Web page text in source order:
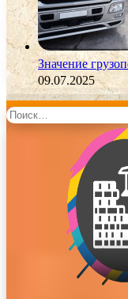
Значение
09.07.2025
Найти: